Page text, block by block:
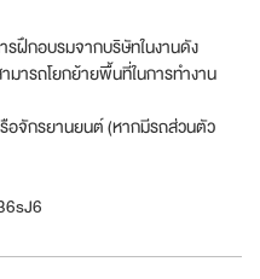
ฝึกอบรมจากบริษัทในงานดัง
มารถโยกย้ายพื้นที่ในการทำงาน
อจักรยานยนต์ (หากมีรถส่วนตัว